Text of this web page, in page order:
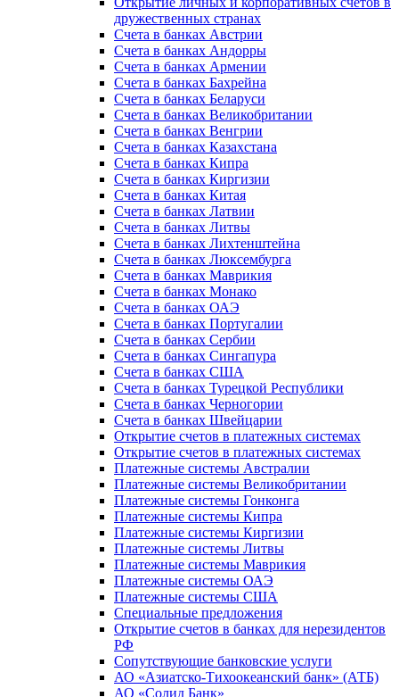
дружественных странах
Счета в банках Австрии
Счета в банках Андорры
Счета в банках Армении
Счета в банках Бахрейна
Счета в банках Беларуси
Счета в банках Великобритании
Счета в банках Венгрии
Счета в банках Казахстана
Счета в банках Кипра
Счета в банках Киргизии
Счета в банках Китая
Счета в банках Латвии
Счета в банках Литвы
Счета в банках Лихтенштейна
Счета в банках Люксембурга
Счета в банках Маврикия
Счета в банках Монако
Счета в банках ОАЭ
Счета в банках Португалии
Счета в банках Сербии
Счета в банках Сингапура
Счета в банках США
Счета в банках Турецкой Республики
Счета в банках Черногории
Счета в банках Швейцарии
Открытие счетов в платежных системах
Открытие счетов в платежных системах
Платежные системы Австралии
Платежные системы Великобритании
Платежные системы Гонконга
Платежные системы Кипра
Платежные системы Киргизии
Платежные системы Литвы
Платежные системы Маврикия
Платежные системы ОАЭ
Платежные системы США
Специальные предложения
Открытие счетов в банках для нерезидентов
РФ
Сопутствующие банковские услуги
АО «Азиатско-Тихоокеанский банк» (АТБ)
АО «Солид Банк»